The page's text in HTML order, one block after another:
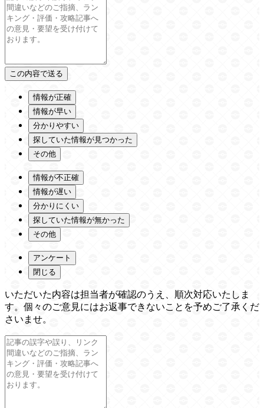
情報が正確
情報が早い
分かりやすい
探していた情報が見つかった
その他
情報が不正確
情報が遅い
分かりにくい
探していた情報が無かった
その他
アンケート
閉じる
いただいた内容は担当者が確認のうえ、順次対応いたしま
す。個々のご意見にはお返事できないことを予めご了承くだ
さいませ。